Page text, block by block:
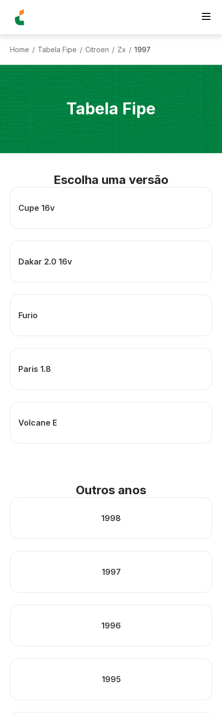
Home / Tabela Fipe / Citroen / Zx / 1997
Tabela Fipe
Escolha uma versão
Cupe 16v
Dakar 2.0 16v
Furio
Paris 1.8
Volcane E
Outros anos
1998
1997
1996
1995